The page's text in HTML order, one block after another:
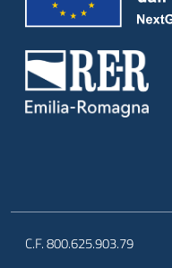
C.F. 800.625.903.79